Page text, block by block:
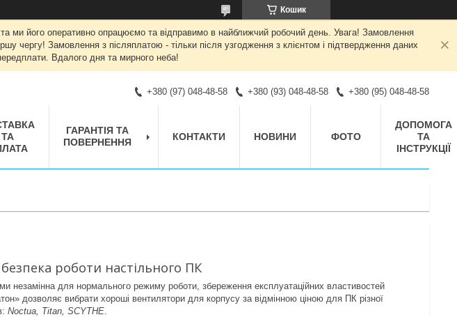
Кошик
ми його оперативно опрацюємо та відправимо в найближчий робочий день. Увага! Замовлення
чергу! Замовлення з післяплатою - тільки після узгодження з клієнтом і підтвердження даних
Вдалого дня та мирного неба!
+380 (97) 048-48-58 +380 (93) 048-48-58 +380 (95) 048-48-58
ТА
ГАРАНТІЯ ТА
ПОВЕРНЕННЯ
КОНТАКТИ НОВИНИ ФОТО
ДОПОМОГА
ТА
ІНСТРУКЦІЇ
роботи настільного ПК
для нормального режиму роботи, збереження експлуатаційних властивостей
дозволяє вибрати хороші вентилятори для корпусу за відмінною ціною для ПК різної
Noctua, Titan, SCYTHE